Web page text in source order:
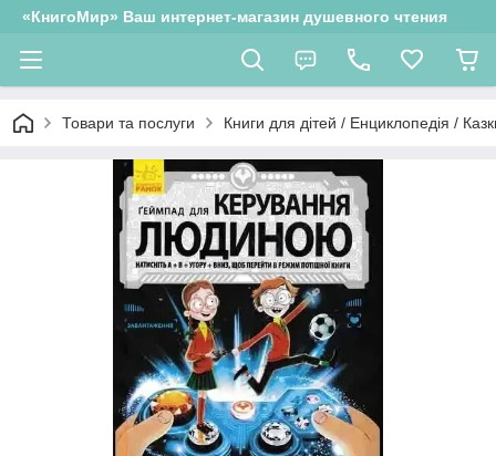
«КнигоМир» Ваш интернет-магазин душевного чтения
Товари та послуги Книги для дітей / Енциклопедія /